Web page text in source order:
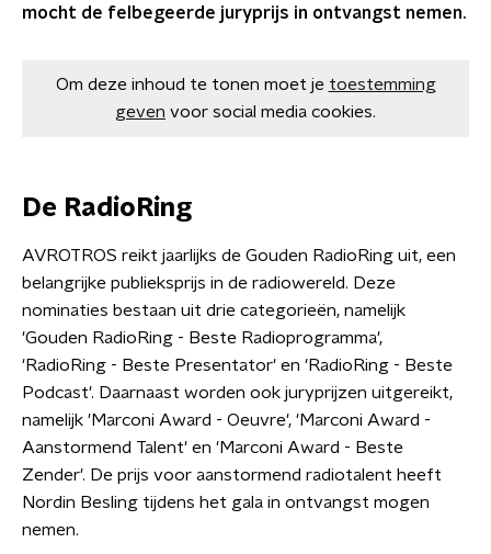
mocht de felbegeerde juryprijs in ontvangst nemen.
Om deze inhoud te tonen moet je toestemming
geven voor social media cookies.
De RadioRing
AVROTROS reikt jaarlijks de Gouden RadioRing uit, een
belangrijke publieksprijs in de radiowereld. Deze
nominaties bestaan uit drie categorieën, namelijk
'Gouden RadioRing - Beste Radioprogramma',
'RadioRing - Beste Presentator' en 'RadioRing - Beste
Podcast'. Daarnaast worden ook juryprijzen uitgereikt,
namelijk 'Marconi Award - Oeuvre', 'Marconi Award -
Aanstormend Talent' en 'Marconi Award - Beste
Zender'. De prijs voor aanstormend radiotalent heeft
Nordin Besling tijdens het gala in ontvangst mogen
nemen.